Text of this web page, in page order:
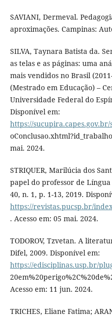
SAVIANI, Dermeval.
aproximações. Campinas:
SILVA, Taynara Batista da.
as telas e as páginas: uma
mais vendidos no Brasil
(Mestrado em Educação) –
Universidade Federal do
Disponível em:
https://
mai. 2024.
STRIQUER, Marilúcia dos
papel do professor de Língua
40, n. 1, p. 1-13, 2019.
https://revistas.pucsp.br/
. Acesso em: 05 mai. 2024.
TODOROV, Tzvetan. A
Difel, 2009. Disponível em:
https://edisciplinas.usp.br/
Acesso em: 11 jun. 2024.
TRICHES, Eliane Fatima;